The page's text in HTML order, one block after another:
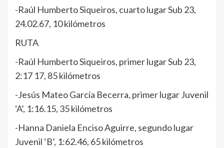
-Raúl Humberto Siqueiros, cuarto lugar Sub 23,
24.02.67, 10 kilómetros
RUTA
-Raúl Humberto Siqueiros, primer lugar Sub 23,
2:17 17, 85 kilómetros
-Jesús Mateo García Becerra, primer lugar Juvenil
‘A’, 1:16.15, 35 kilómetros
-Hanna Daniela Enciso Aguirre, segundo lugar
Juvenil ‘B’, 1:62.46, 65 kilómetros